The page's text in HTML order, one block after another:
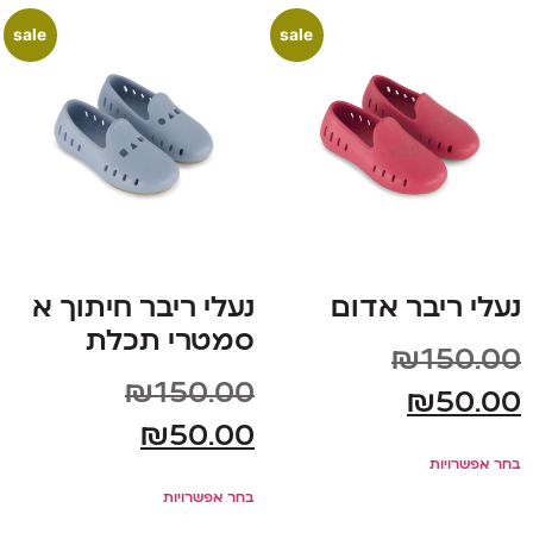
sale
נעלי ריבר אדום
₪150.00
₪50.00
בחר אפשרויות
sale
נעלי ריבר חיתוך א
סמטרי תכלת
₪150.00
₪50.00
בחר אפשרויות